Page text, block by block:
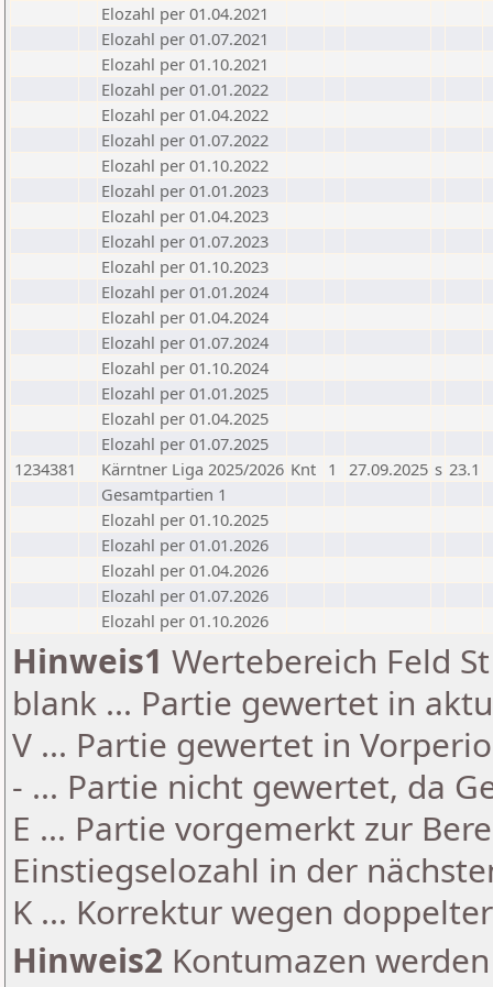
Elozahl per 01.04.2021
Elozahl per 01.07.2021
Elozahl per 01.10.2021
Elozahl per 01.01.2022
Elozahl per 01.04.2022
Elozahl per 01.07.2022
Elozahl per 01.10.2022
Elozahl per 01.01.2023
Elozahl per 01.04.2023
Elozahl per 01.07.2023
Elozahl per 01.10.2023
Elozahl per 01.01.2024
Elozahl per 01.04.2024
Elozahl per 01.07.2024
Elozahl per 01.10.2024
Elozahl per 01.01.2025
Elozahl per 01.04.2025
Elozahl per 01.07.2025
1234381
Kärntner Liga 2025/2026 Knt 1 27.09.2025 s 23.1
Gesamtpartien 1
Elozahl per 01.10.2025
Elozahl per 01.01.2026
Elozahl per 01.04.2026
Elozahl per 01.07.2026
Elozahl per 01.10.2026
Hinweis1 Wertebereich Feld
blank ... Partie gewertet in
V ... Partie gewertet in
- ... Partie nicht gewertet, da
E ... Partie vorgemerkt zur
Einstiegselozahl in der
K ... Korrektur wegen
Hinweis2 Kontumazen